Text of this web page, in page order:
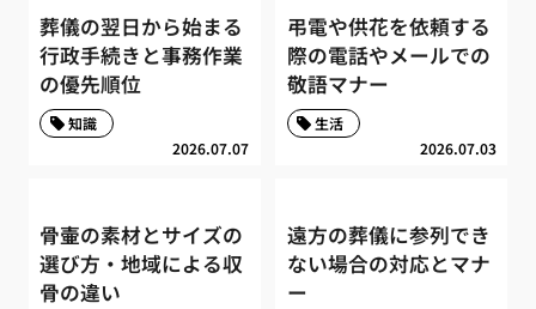
葬儀の翌日から始まる
行政手続きと事務作業
の優先順位
2026.07.07
知識
弔電や供花を依頼する
際の電話やメールでの
敬語マナー
2026.07.03
生活
骨壷の素材とサイズの
選び方・地域による収
骨の違い
遠方の葬儀に参列でき
ない場合の対応とマナ
ー